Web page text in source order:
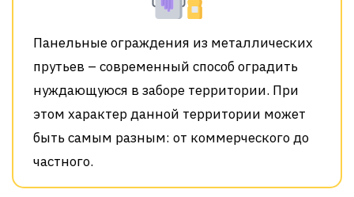
Панельные ограждения из металлических
прутьев – современный способ оградить
нуждающуюся в заборе территории. При
этом характер данной территории может
быть самым разным: от коммерческого до
частного.